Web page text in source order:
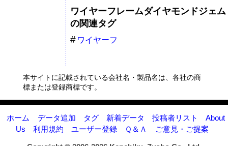
ワイヤーフレームダイヤモンドジェム
の関連タグ
ワイヤーフ
本サイトに記載されている会社名・製品名は、各社の商
標または登録商標です。
ホーム データ追加 タグ 新着データ 投稿者リスト
About
Us
利用規約 ユーザー登録 Ｑ＆Ａ ご意見・ご提案